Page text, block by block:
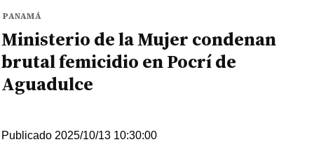
PANAMÁ
Ministerio de la Mujer condenan
brutal femicidio en Pocrí de
Aguadulce
Publicado 2025/10/13 10:30:00